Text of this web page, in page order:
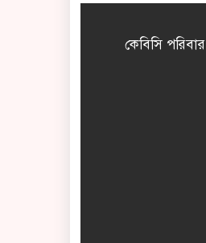
কেবিসি পরিবার